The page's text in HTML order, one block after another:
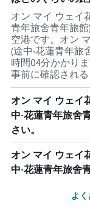
オン マイ ウェイ
青年旅舍青年旅
空港です。オン
(途中‧花蓮青年旅
時間04分かかり
事前に確認される
オン マイ ウェイ
中‧花蓮青年旅舍
さい。
オン マイ ウェイ
中‧花蓮青年旅舍
よ